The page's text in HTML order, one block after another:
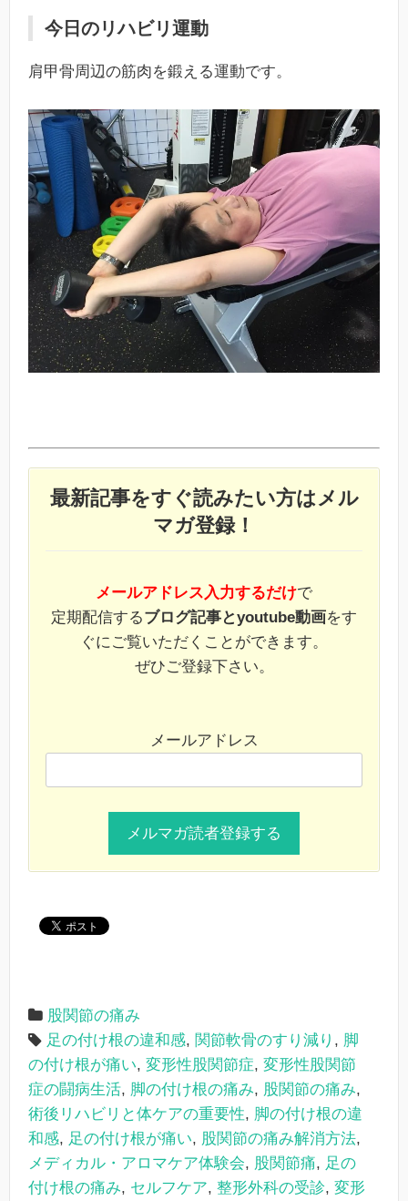
今日のリハビリ運動
肩甲骨周辺の筋肉を鍛える運動です。
最新記事をすぐ読みたい方はメル
マガ登録！
メールアドレス入力するだけで
定期配信するブログ記事とyoutube動画をす
ぐにご覧いただくことができます。
ぜひご登録下さい。
メールアドレス
股関節の痛み
足の付け根の違和感, 関節軟骨のすり減り , 脚
の付け根が痛い, 変形性股関節症, 変形性股関節
症の闘病生活, 脚の付け根の痛み, 股関節の痛み,
術後リハビリと体ケアの重要性, 脚の付け根の違
和感, 足の付け根が痛い, 股関節の痛み解消方法,
メディカル・アロマケア体験会, 股関節痛, 足の
付け根の痛み, セルフケア, 整形外科の受診, 変形